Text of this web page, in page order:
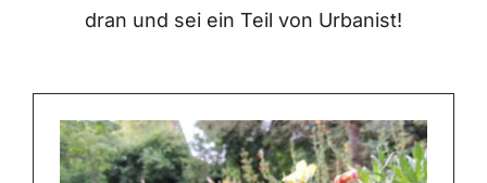
dran und sei ein Teil von Urbanist!